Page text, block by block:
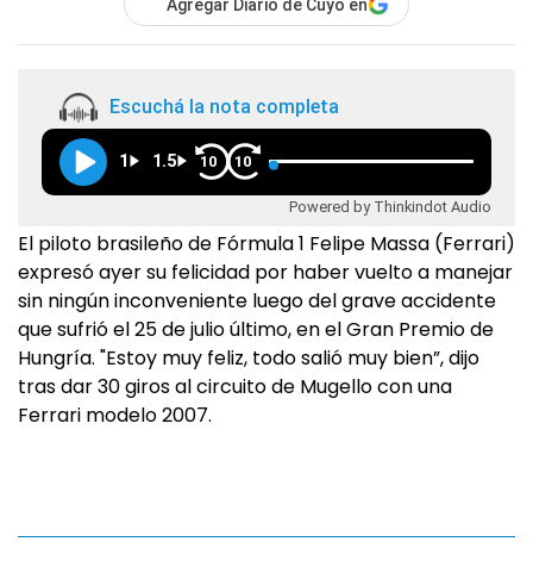
Agregar Diario de Cuyo en
Escuchá la nota completa
1 1.5 10 10
Powered by Thinkindot Audio
El piloto brasileño de Fórmula 1 Felipe Massa (Ferrari)
expresó ayer su felicidad por haber vuelto a manejar
sin ningún inconveniente luego del grave accidente
que sufrió el 25 de julio último, en el Gran Premio de
Hungría. "Estoy muy feliz, todo salió muy bien”, dijo
tras dar 30 giros al circuito de Mugello con una
Ferrari modelo 2007.